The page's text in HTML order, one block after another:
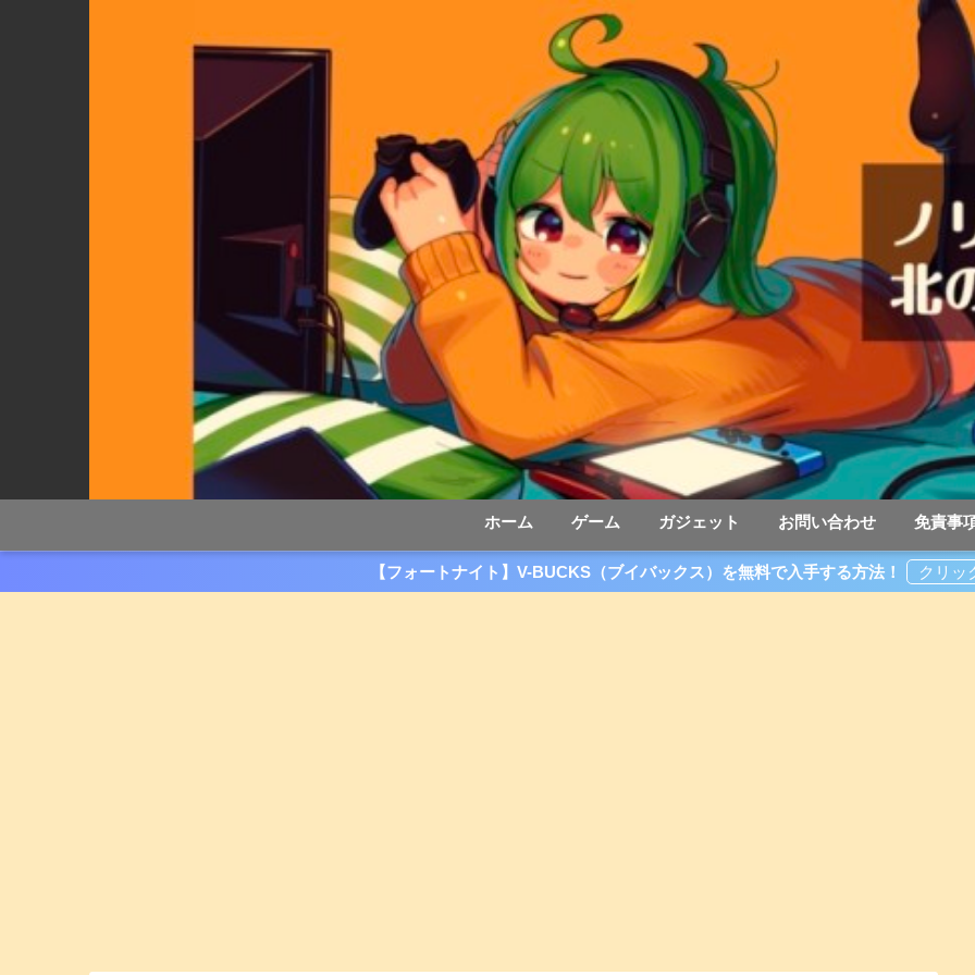
ホーム ゲーム ガジェット お問い合わせ 免責事
【フォートナイト】V-BUCKS（ブイバックス）を無料で入手する方法！